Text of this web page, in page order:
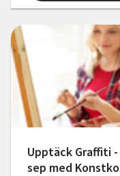
Upptäck Graffiti -
sep med